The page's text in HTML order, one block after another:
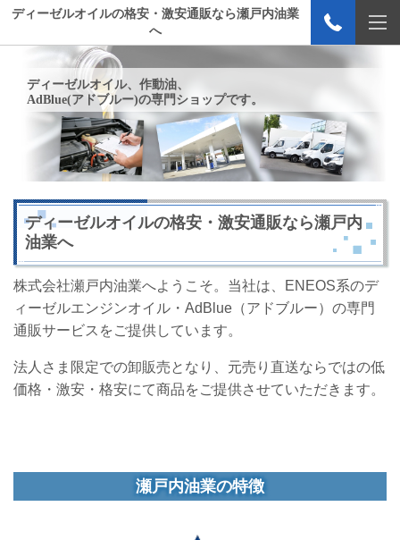
ディーゼルオイルの格安・激安通販なら瀬戸内油業
へ
ディーゼルオイル、作動油、
AdBlue(アドブルー)の専門ショップです。
ディーゼルオイルの格安・激安通販なら瀬戸内
油業へ
株式会社瀬戸内油業へようこそ。当社は、ENEOS系のデ
ィーゼルエンジンオイル・AdBlue（アドブルー）の専門
通販サービスをご提供しています。
法人さま限定での卸販売となり、元売り直送ならではの低
価格・激安・格安にて商品をご提供させていただきます。
瀬戸内油業の特徴